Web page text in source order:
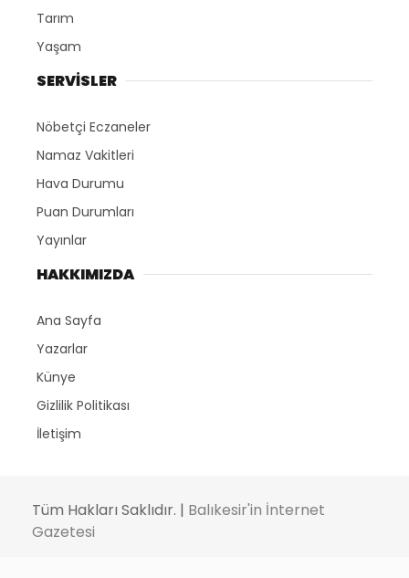
Tarım
Yaşam
SERVİSLER
Nöbetçi Eczaneler
Namaz Vakitleri
Hava Durumu
Puan Durumları
Yayınlar
HAKKIMIZDA
Ana Sayfa
Yazarlar
Künye
Gizlilik Politikası
İletişim
Tüm Hakları Saklıdır. | Balıkesir'in İnternet
Gazetesi